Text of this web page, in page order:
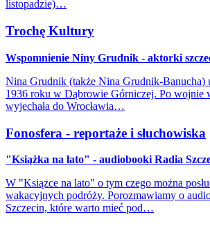
listopadzie)…
Trochę Kultury
Wspomnienie Niny Grudnik - aktorki
Nina Grudnik (także Nina Grudnik-Banucha)
1936 roku w Dąbrowie Górniczej. Po wojnie
wyjechała do Wrocławia…
Fonosfera - reportaże i słuchowiska
"Książka na lato" - audiobooki Radia
W "Książce na lato" o tym czego można
wakacyjnych podróży. Porozmawiamy o
Szczecin, które warto mieć pod…